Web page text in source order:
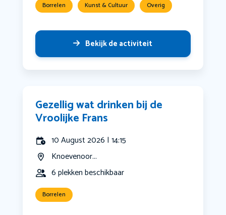
Borrelen Kunst & Cultuur Overig
Bekijk de activiteit
Gezellig wat drinken bij de
Vroolijke Frans
10 August 2026 | 14:15
Knoevenoor...
6 plekken beschikbaar
Borrelen